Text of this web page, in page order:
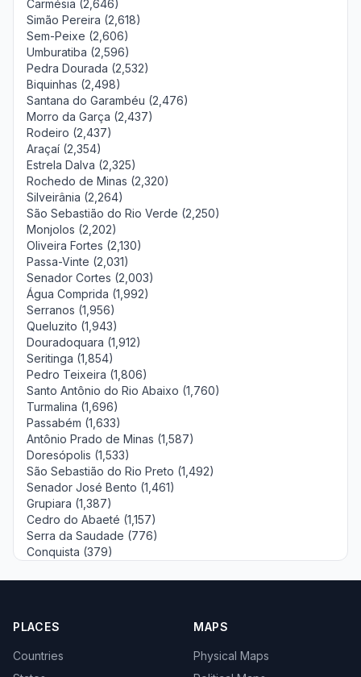
Carmésia (2,646)
Simão Pereira (2,618)
Sem-Peixe (2,606)
Umburatiba (2,596)
Pedra Dourada (2,532)
Biquinhas (2,498)
Santana do Garambéu (2,476)
Morro da Garça (2,437)
Rodeiro (2,437)
Araçaí (2,354)
Estrela Dalva (2,325)
Rochedo de Minas (2,320)
Silveirânia (2,264)
São Sebastião do Rio Verde (2,250)
Monjolos (2,202)
Oliveira Fortes (2,130)
Passa-Vinte (2,031)
Senador Cortes (2,003)
Água Comprida (1,992)
Serranos (1,956)
Queluzito (1,943)
Douradoquara (1,912)
Seritinga (1,854)
Pedro Teixeira (1,806)
Santo Antônio do Rio Abaixo (1,760)
Turmalina (1,696)
Passabém (1,633)
Antônio Prado de Minas (1,587)
Doresópolis (1,533)
São Sebastião do Rio Preto (1,492)
Senador José Bento (1,461)
Grupiara (1,387)
Cedro do Abaeté (1,157)
Serra da Saudade (776)
Conquista (379)
PLACES
Countries
MAPS
Physical Maps